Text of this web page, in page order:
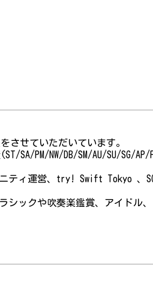
させていただいています。
SA/PM/NW/DB/SM/AU/SU/SG/
ティ運営、try! Swift Tokyo 、
シックや吹奏楽鑑賞、アイドル、